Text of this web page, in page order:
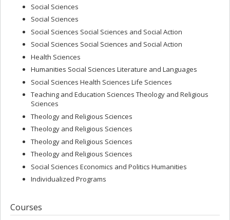
Social Sciences
Social Sciences
Social Sciences Social Sciences and Social Action
Social Sciences Social Sciences and Social Action
Health Sciences
Humanities Social Sciences Literature and Languages
Social Sciences Health Sciences Life Sciences
Teaching and Education Sciences Theology and Religious
Sciences
Theology and Religious Sciences
Theology and Religious Sciences
Theology and Religious Sciences
Theology and Religious Sciences
Social Sciences Economics and Politics Humanities
Individualized Programs
Courses